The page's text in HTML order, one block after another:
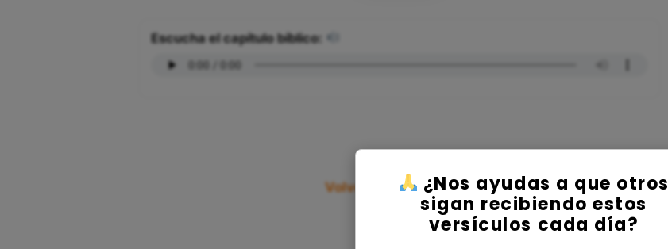
Escucha el capítulo bíblico:
Volver al Libro Marcos¿Nos ayudas a que otros
sigan recibiendo estos
versículos cada día?